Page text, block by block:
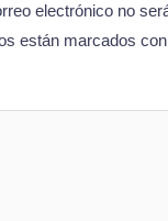
electrónico no
están marcados